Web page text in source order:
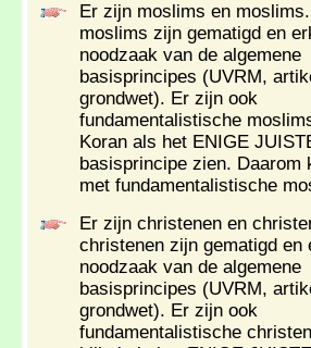
Er zijn moslims en moslims.
moslims zijn gematigd en
noodzaak van de algemene
basisprincipes (UVRM,
grondwet). Er zijn ook
fundamentalistische
Koran als het ENIGE
basisprincipe zien. Daarom
met fundamentalistische
Er zijn christenen en
christenen zijn gematigd en
noodzaak van de algemene
basisprincipes (UVRM,
grondwet). Er zijn ook
fundamentalistische